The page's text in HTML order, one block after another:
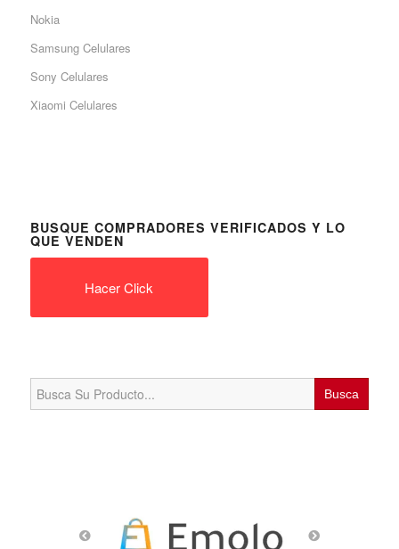
Nokia
Samsung Celulares
Sony Celulares
Xiaomi Celulares
BUSQUE COMPRADORES VERIFICADOS Y LO
QUE VENDEN
Hacer Click
Search
for: